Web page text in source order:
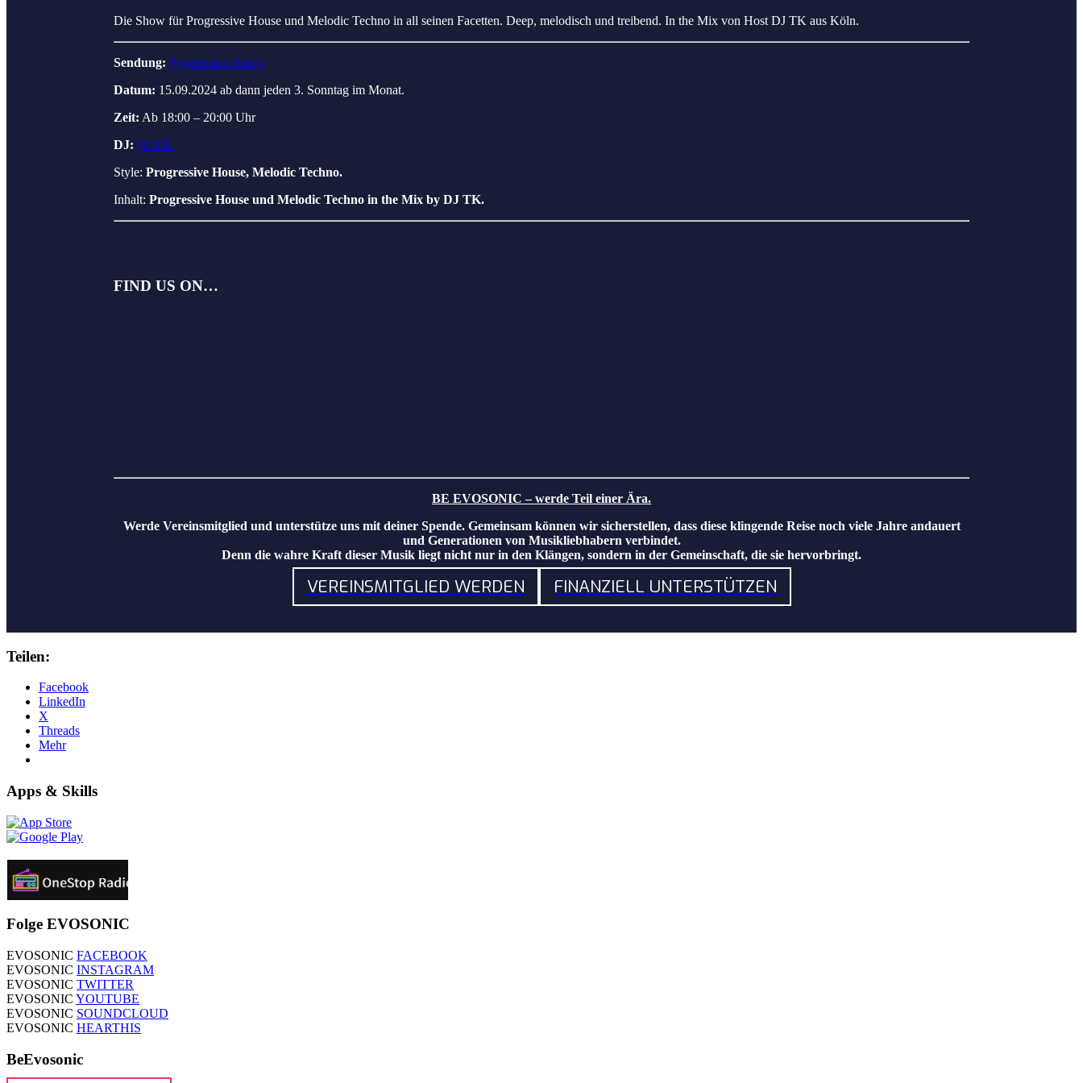
Die Show für Progressive House und Melodic Techno in all seinen Facetten. Deep, melodisch und treibend. In the Mix von Host DJ TK aus Köln.
Sendung: Progressive Attack
Datum: 15.09.2024 ab dann jeden 3. Sonntag im Monat.
Zeit: Ab 18:00 – 20:00 Uhr
DJ: DJ TK
Style: Progressive House, Melodic Techno.
Inhalt: Progressive House und Melodic Techno in the Mix by DJ TK.
FIND US ON…
BE EVOSONIC – werde Teil einer Ära.
Werde Vereinsmitglied und unterstütze uns mit deiner Spende. Gemeinsam können wir sicherstellen, dass diese klingende Reise noch viele Jahre andauert
und Generationen von Musikliebhabern verbindet.
Denn die wahre Kraft dieser Musik liegt nicht nur in den Klängen, sondern in der Gemeinschaft, die sie hervorbringt.
VEREINSMITGLIED WERDEN FINANZIELL UNTERSTÜTZEN
Teilen:
Facebook
LinkedIn
X
Threads
Mehr
Apps & Skills
Folge EVOSONIC
EVOSONIC FACEBOOK
EVOSONIC INSTAGRAM
EVOSONIC TWITTER
EVOSONIC YOUTUBE
EVOSONIC SOUNDCLOUD
EVOSONIC HEARTHIS
BeEvosonic